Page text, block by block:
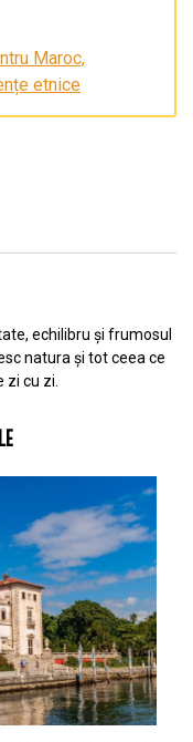
Maroc,
etnice
echilibru și frumosul
natura și tot ceea ce
cu zi.